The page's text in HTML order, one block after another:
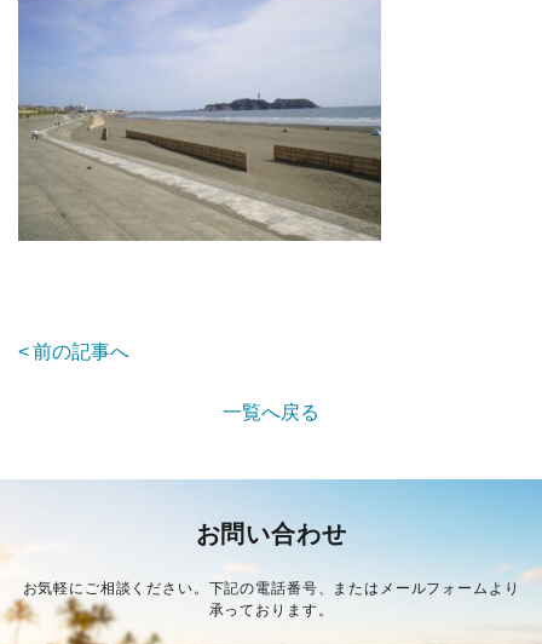
前の記事へ
一覧へ戻る
お問い合わせ
お気軽にご相談ください。下記の電話番号、またはメールフォームより
承っております。